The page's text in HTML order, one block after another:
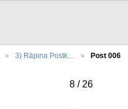
3) Räpina Postk… Post 006
8 / 26